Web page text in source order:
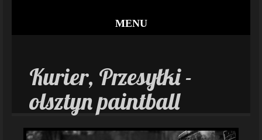
MENU
Kurier, Przesyłki -
olsztyn paintball